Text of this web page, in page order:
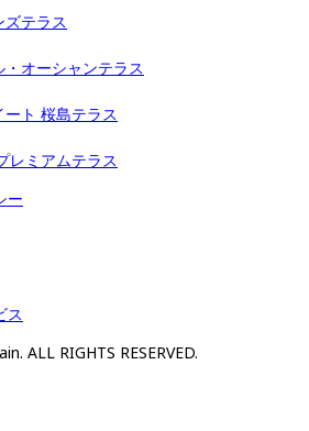
テラス
オーシャンテラス
ト 桜島テラス
レミアムテラス
ー
ス
ALL RIGHTS RESERVED.